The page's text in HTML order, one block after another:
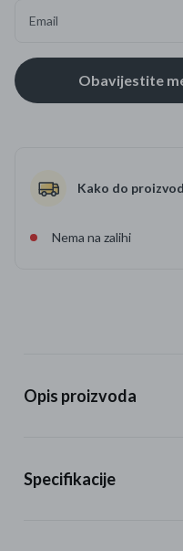
Email
Kako do
Nema na zalihi
Opis proizvoda
Specifikacije